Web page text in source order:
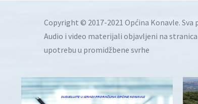
Copyright © 2017-2021 Općina Konavle. Sva
Audio i video materijali objavljeni na
upotrebu u promidžbene svrhe